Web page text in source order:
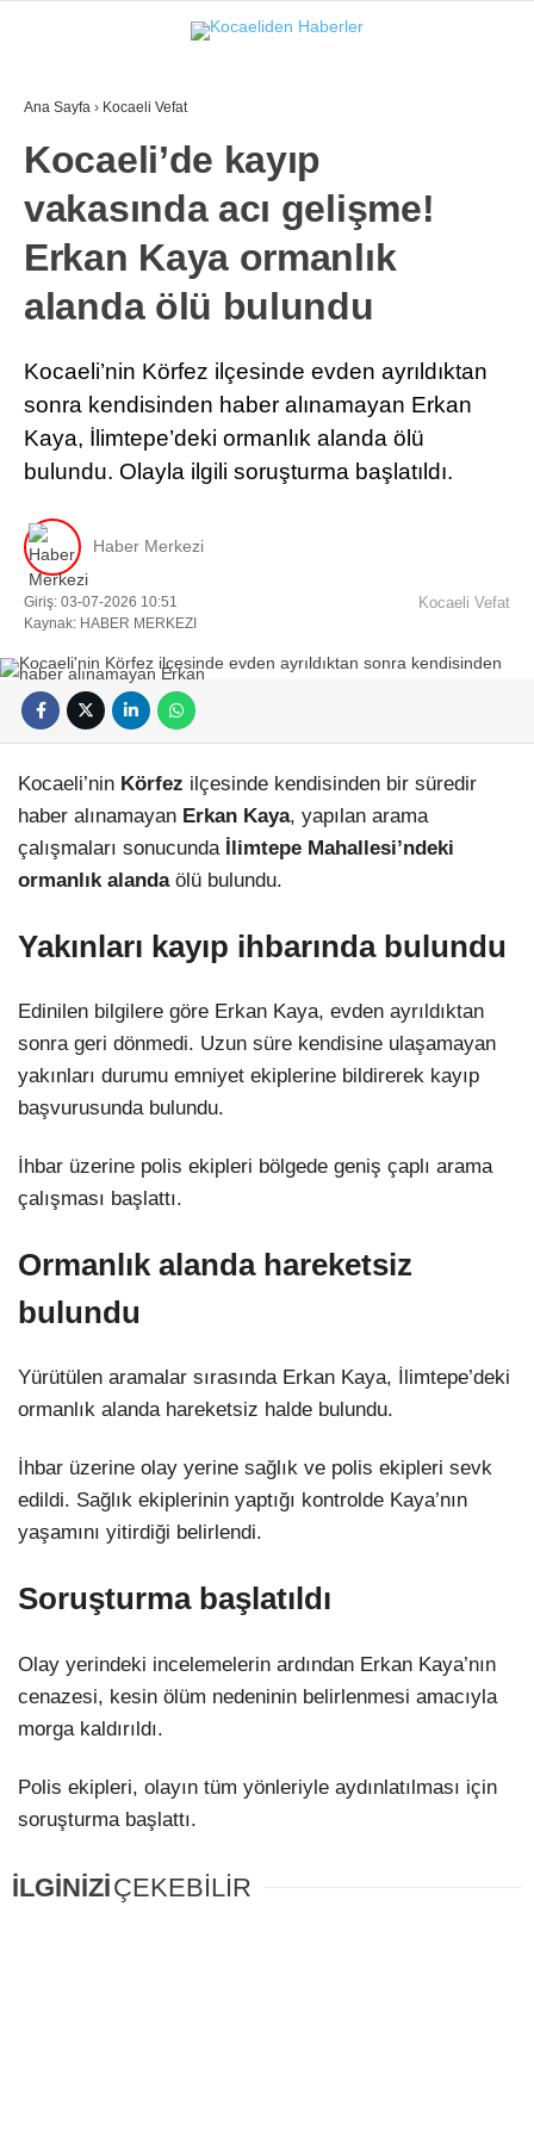
Youtube
Dribbble
GÜNDEM
EKONOMI
POLITIKA
MAGAZIN
SAĞLIK
Ana Sayfa › Kocaeli Vefat
Kocaeli’de kayıp
vakasında acı gelişme!
Erkan Kaya ormanlık
alanda ölü bulundu
Kocaeli’nin Körfez ilçesinde evden ayrıldıktan
sonra kendisinden haber alınamayan Erkan
Kaya, İlimtepe’deki ormanlık alanda ölü
bulundu. Olayla ilgili soruşturma başlatıldı.
Haber Merkezi
Giriş: 03-07-2026 10:51
Kaynak: HABER MERKEZI
Kocaeli Vefat
Kocaeli’nin Körfez ilçesinde kendisinden bir süredir
haber alınamayan Erkan Kaya, yapılan arama
çalışmaları sonucunda İlimtepe Mahallesi’ndeki
ormanlık alandaölü bulundu.
Yakınları kayıp ihbarında bulundu
Edinilen bilgilere göre Erkan Kaya, evden ayrıldıktan
sonra geri dönmedi. Uzun süre kendisine ulaşamayan
yakınları durumu emniyet ekiplerine bildirerek kayıp
başvurusunda bulundu.
İhbar üzerine polis ekipleri bölgede geniş çaplı arama
çalışması başlattı.
Ormanlık alanda hareketsiz
bulundu
Yürütülen aramalar sırasında Erkan Kaya, İlimtepe’deki
ormanlık alanda hareketsiz halde bulundu.
İhbar üzerine olay yerine sağlık ve polis ekipleri sevk
edildi. Sağlık ekiplerinin yaptığı kontrolde Kaya’nın
yaşamını yitirdiği belirlendi.
Soruşturma başlatıldı
Olay yerindeki incelemelerin ardından Erkan Kaya’nın
cenazesi, kesin ölüm nedeninin belirlenmesi amacıyla
morga kaldırıldı.
Polis ekipleri, olayın tüm yönleriyle aydınlatılması için
soruşturma başlattı.
İLGİNİZİÇEKEBİLİR